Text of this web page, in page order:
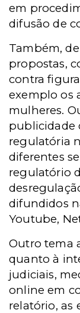
em
difusão de
Também,
propostas,
contra
exemplo os
mulheres.
publicidade
regulatória
diferentes
regulatório
difundidos
Youtube,
Outro tema
quanto à
judiciais,
online em
relatório, as